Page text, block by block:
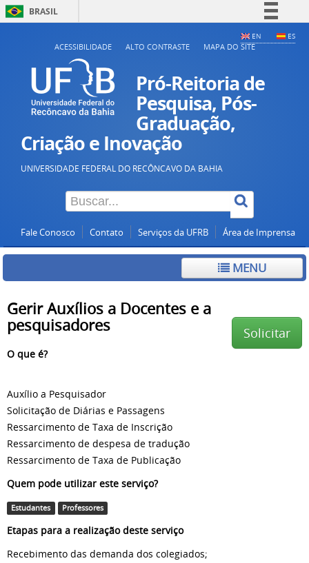
BRASIL
Simplifique!
Participe
Acesso à informação
Legislação
Canais
EN ES
ACESSIBILIDADE ALTO CONTRASTE MAPA DO SITE
Pró-Reitoria de
Pesquisa, Pós-
Graduação,
Criação e Inovação
UNIVERSIDADE FEDERAL DO RECÔNCAVO DA BAHIA
Fale Conosco Contato Serviços da UFRB Área de Imprensa
MENU
Gerir Auxílios a Docentes e a
pesquisadores
Solicitar
O que é?
Auxílio a Pesquisador
Solicitação de Diárias e Passagens
Ressarcimento de Taxa de Inscrição
Ressarcimento de despesa de tradução
Ressarcimento de Taxa de Publicação
Quem pode utilizar este serviço?
Estudantes Professores
Etapas para a realização deste serviço
Recebimento das demanda dos colegiados;